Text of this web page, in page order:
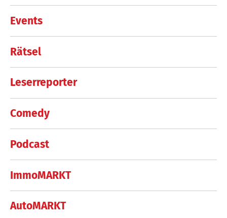
Events
Rätsel
Leserreporter
Comedy
Podcast
ImmoMARKT
AutoMARKT